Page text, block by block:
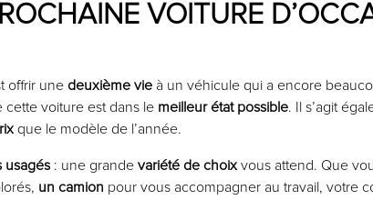
VOITURE
offrir une deuxième vie à un véhicule qui a encore
cette voiture est dans le meilleur état possible. Il s’agit
que le modèle de l’année.
usagés : une grande variété de choix vous attend. Que
un camion pour vous accompagner au travail, votre